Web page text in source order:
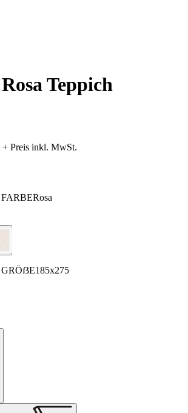
Teppich
+ Preis inkl. MwSt.
Rosa
185x275